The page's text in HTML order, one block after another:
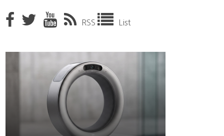
RSS List
9월 4일부터 서비스 접는 안드로이드 장치용 구글 어